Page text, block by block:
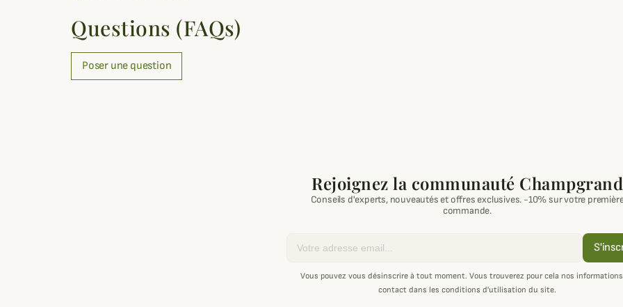
Questions (FAQs)
Poser une question
Rejoignez la communauté Champgrand
Conseils d'experts, nouveautés et offres exclusives. -10% sur votre
commande.
Vous pouvez vous désinscrire à tout moment. Vous trouverez pour cela nos
contact dans les conditions d'utilisation du site.